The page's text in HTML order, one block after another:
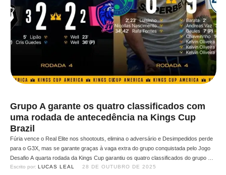
Grupo A garante os quatro classificados com
uma rodada de antecedência na Kings Cup
Brazil
Fúria vence o Real Elite nos shootouts, elimina o adversário e Desimpedidos perde
para o G3X, mas se garante graças à vaga extra do grupo conquistada pelo Jogo
Desafio A quarta rodada da Kings Cup garantiu os quatro classificados do grupo A
para os playoffs da Kings Cup. O Real Elite empatou com a Fúria …
Escrito por: LUCAS LEAL 28 DE OUTUBRO DE 2025